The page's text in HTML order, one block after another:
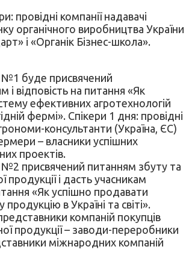
провідні компанії надавачі
органічного виробництва України
і «Органік Бізнес-школа».
№1 буде присвячений
і відповість на питання «Як
ефективних агротехнологій
фермі». Спікери 1 дня: провідні
консультанти (Україна, ЄС)
– власники успішних
проектів.
№2 присвячений питанням збуту та
продукції і дасть учасникам
«Як успішно продавати
продукцію в Україні та світі».
компаній покупців
продукції – заводи-переробники
міжнародних компаній